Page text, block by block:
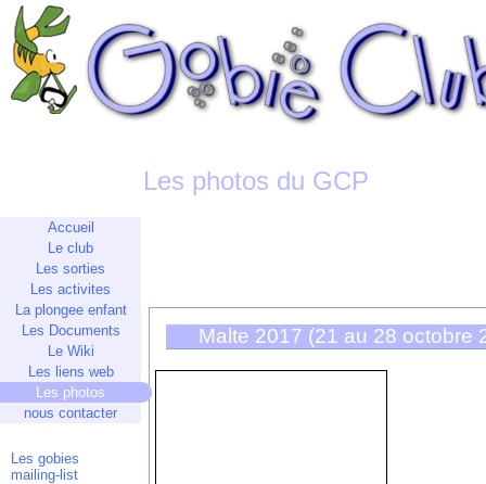
Les photos du GCP
Accueil
Le club
Les sorties
Les activites
La plongee enfant
Les Documents
Le Wiki
Les liens web
Les photos
nous contacter
Les gobies
mailing-list
Malte 2017 (21 au 28 octobre